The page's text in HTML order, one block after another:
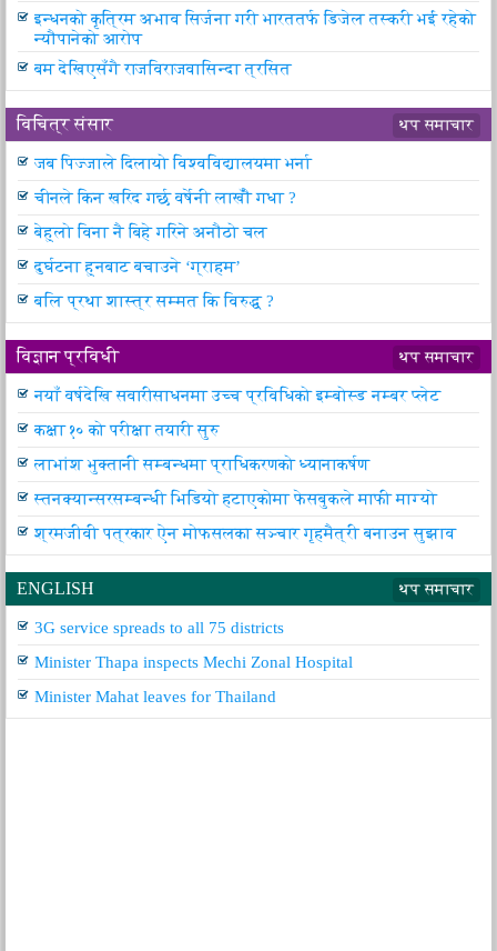
इन्धनको कृत्रिम अभाव सिर्जना गरी भारततर्फ डिजेल तस्करी भई रहेको
न्यौपानेको आरोप
बम देखिएसँगै राजविराजवासिन्दा त्रसित
विचित्र संसार थप समाचार
जब पिज्जाले दिलायो विश्वविद्यालयमा भर्ना
चीनले किन खरिद गर्छ वर्षेनी लाखौँ गधा ?
बेहुलो विना नै बिहे गरिने अनौठो चल
दुर्घटना हुनबाट बचाउने ‘ग्राहम’
बलि प्रथा शास्त्र सम्मत कि विरुद्ध ?
विज्ञान प्रविधी थप समाचार
नयाँ वर्षदेखि सवारीसाधनमा उच्च प्रविधिको इम्बोस्ड नम्बर प्लेट
कक्षा १० को परीक्षा तयारी सुरु
लाभांश भुक्तानी सम्बन्धमा प्राधिकरणको ध्यानाकर्षण
स्तनक्यान्सरसम्बन्धी भिडियो हटाएकोमा फेसबुकले माफी माग्यो
श्रमजीवी पत्रकार ऐन मोफसलका सञ्चार गृहमैत्री बनाउन सुझाव
ENGLISH थप समाचार
3G service spreads to all 75 districts
Minister Thapa inspects Mechi Zonal Hospital
Minister Mahat leaves for Thailand